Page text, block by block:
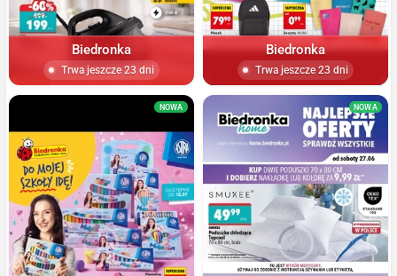
Biedronka
Trwa jeszcze 23 dni
Biedronka
Trwa jeszcze 23 dni
NOWA NOWA